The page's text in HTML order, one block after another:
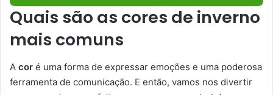
Quais são as cores de inverno
mais comuns
A cor é uma forma de expressar emoções e uma poderosa
ferramenta de comunicação. E então, vamos nos divertir